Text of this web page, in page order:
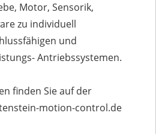
Motor, Sensorik,
zu individuell
und
Antriebssystemen.
finden Sie auf der
motion-control.de